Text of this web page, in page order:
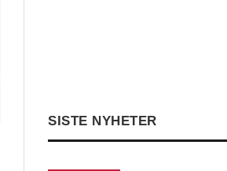
SISTE NYHETER